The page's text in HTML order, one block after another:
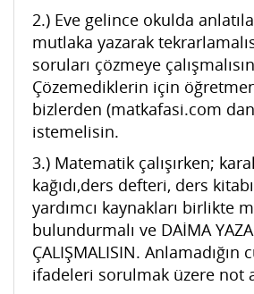
2.) Eve gelince okulda
mutlaka yazarak
soruları çözmeye
Çözemediklerin için
bizlerden (matkafasi.com
istemelisin.
3.) Matematik çalışırken;
kağıdı,ders defteri, ders
yardımcı kaynakları birlikte
bulundurmalı ve DAİMA
ÇALIŞMALISIN. Anlamadığın
ifadeleri sorulmak üzere not